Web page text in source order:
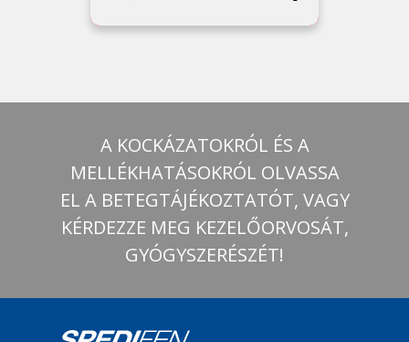
A KOCKÁZATOKRÓL ÉS A
MELLÉKHATÁSOKRÓL OLVASSA
EL A BETEGTÁJÉKOZTATÓT, VAGY
KÉRDEZZE MEG KEZELŐORVOSÁT,
GYÓGYSZERÉSZÉT!